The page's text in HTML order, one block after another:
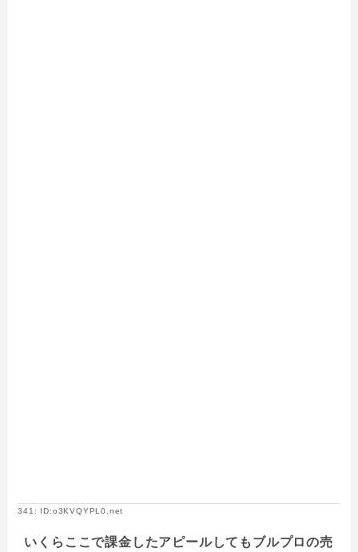
341: ID:o3KVQYPL0.net
いくらここで課金したアピールしてもブルプロの売